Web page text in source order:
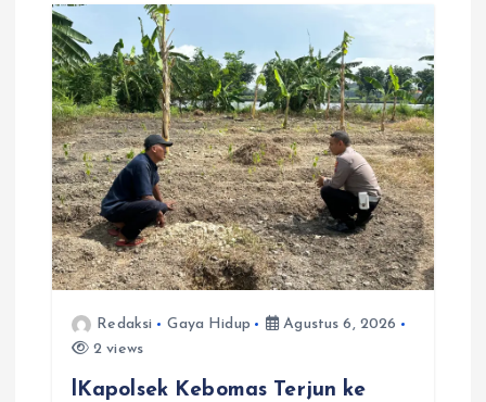
Redaksi Gaya Hidup
Agustus 6, 2026
2 views
lKapolsek Kebomas Terjun ke